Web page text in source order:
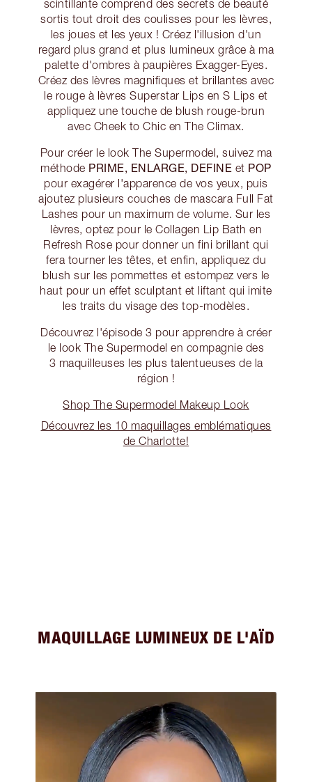
scintillante comprend des secrets de beauté
sortis tout droit des coulisses pour les lèvres,
les joues et les yeux ! Créez l'illusion d'un
regard plus grand et plus lumineux grâce à ma
palette d'ombres à paupières Exagger-Eyes.
Créez des lèvres magnifiques et brillantes avec
le rouge à lèvres Superstar Lips en S Lips et
appliquez une touche de blush rouge-brun
avec Cheek to Chic en The Climax.
Pour créer le look The Supermodel, suivez ma
méthode PRIME, ENLARGE, DEFINE et POP
pour exagérer l'apparence de vos yeux, puis
ajoutez plusieurs couches de mascara Full Fat
Lashes pour un maximum de volume. Sur les
lèvres, optez pour le Collagen Lip Bath en
Refresh Rose pour donner un fini brillant qui
fera tourner les têtes, et enfin, appliquez du
blush sur les pommettes et estompez vers le
haut pour un effet sculptant et liftant qui imite
les traits du visage des top-modèles.
Découvrez l'épisode 3 pour apprendre à créer
le look The Supermodel en compagnie des
3 maquilleuses les plus talentueuses de la
région !
Shop The Supermodel Makeup Look
Découvrez les 10 maquillages emblématiques
de Charlotte!
MAQUILLAGE LUMINEUX DE L'AÏD